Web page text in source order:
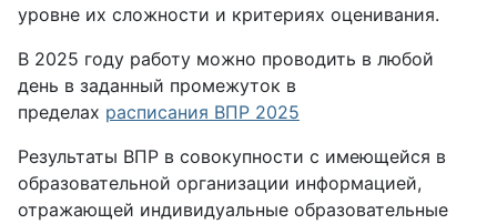
уровне их сложности и критериях оценивания.
В 2025 году работу можно проводить в любой
день в заданный промежуток в
пределах расписания ВПР 2025
Результаты ВПР в совокупности с имеющейся в
образовательной организации информацией,
отражающей индивидуальные образовательные